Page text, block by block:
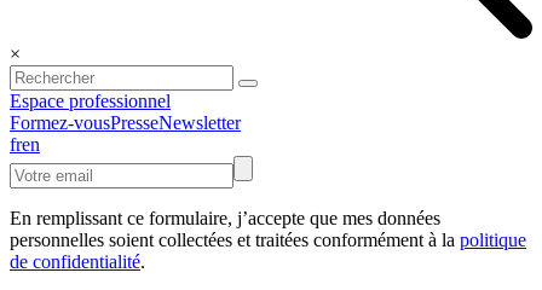
×
Espace professionnel
Formez-vousPresseNewsletter
fren
En remplissant ce formulaire, j’accepte que mes données
personnelles soient collectées et traitées conformément à la politique
de confidentialité.